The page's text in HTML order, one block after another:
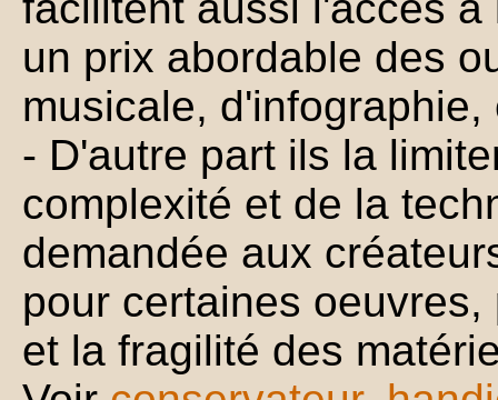
un prix abordable des
musicale, d'infographie,
- D'autre part ils la
complexité et de la
demandée aux
pour certaines
et la fragilité des